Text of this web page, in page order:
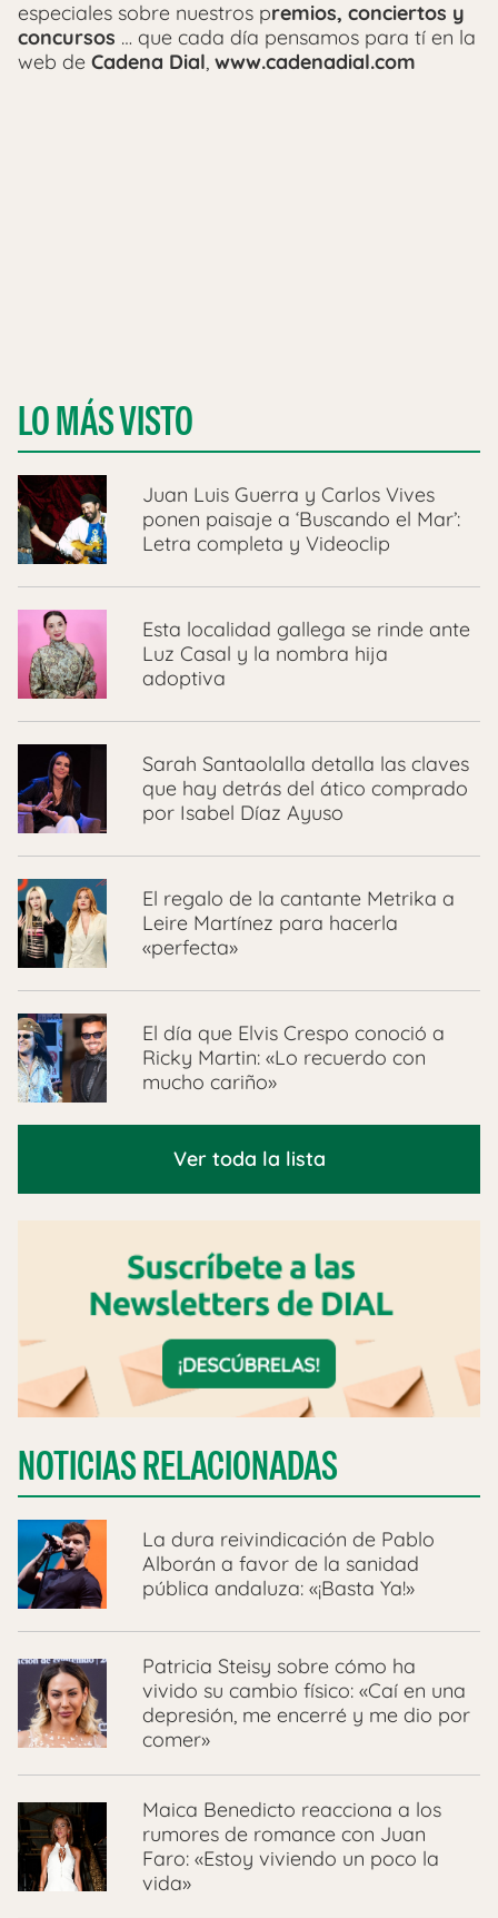
especiales sobre nuestros premios, conciertos y
concursos … que cada día pensamos para tí en la
web de Cadena Dial, www.cadenadial.com
LO MÁS VISTO
Juan Luis Guerra y Carlos Vives
ponen paisaje a ‘Buscando el Mar’:
Letra completa y Videoclip
Esta localidad gallega se rinde ante
Luz Casal y la nombra hija
adoptiva
Sarah Santaolalla detalla las claves
que hay detrás del ático comprado
por Isabel Díaz Ayuso
El regalo de la cantante Metrika a
Leire Martínez para hacerla
«perfecta»
El día que Elvis Crespo conoció a
Ricky Martin: «Lo recuerdo con
mucho cariño»
Ver toda la lista
NOTICIAS RELACIONADAS
La dura reivindicación de Pablo
Alborán a favor de la sanidad
pública andaluza: «¡Basta Ya!»
Patricia Steisy sobre cómo ha
vivido su cambio físico: «Caí en una
depresión, me encerré y me dio por
comer»
Maica Benedicto reacciona a los
rumores de romance con Juan
Faro: «Estoy viviendo un poco la
vida»